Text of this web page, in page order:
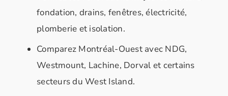
fondation, drains, fenêtres, électricité,
plomberie et isolation.
Comparez Montréal-Ouest avec NDG,
Westmount, Lachine, Dorval et certains
secteurs du West Island.